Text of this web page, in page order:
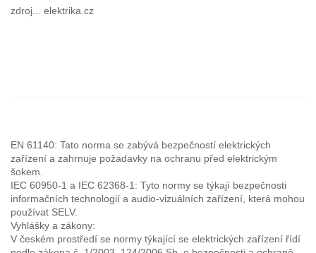
zdroj... elektrika.cz
EN 61140: Tato norma se zabývá bezpečností elektrických
zařízení a zahrnuje požadavky na ochranu před elektrickým
šokem.
IEC 60950-1 a IEC 62368-1: Tyto normy se týkají bezpečnosti
informačních technologií a audio-vizuálních zařízení, která mohou
používat SELV.
Vyhlášky a zákony:
V českém prostředí se normy týkající se elektrických zařízení řídí